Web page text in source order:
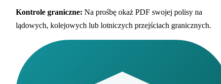
Kontrole graniczne: Na prośbę okaż PDF swojej polisy na
lądowych, kolejowych lub lotniczych przejściach granicznych.